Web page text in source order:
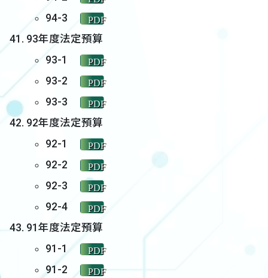
94-3 PDF
93年度法定預算
93-1
PDF
93-2 PDF
93-3 PDF
92年度法定預算
92-1
PDF
92-2 PDF
92-3 PDF
92-4 PDF
91年度法定預算
91-1
PDF
91-2 PDF